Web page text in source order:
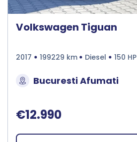
Volkswagen Tiguan
2017 199229 km Diesel 150 HP
Bucuresti Afumati
€12.990